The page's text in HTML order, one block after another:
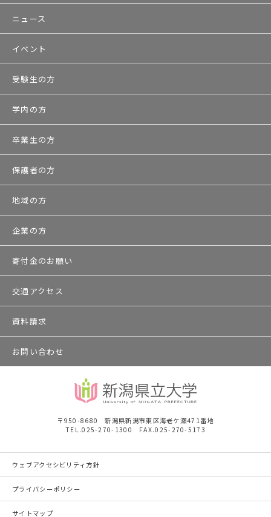
ニュース
イベント
受験生の方
学内の方
卒業生の方
保護者の方
地域の方
企業の方
寄付金のお願い
交通アクセス
資料請求
お問い合わせ
〒950-8680 新潟県新潟市東区海老ケ瀬471番地
TEL.025-270-1300 FAX.025-270-5173
ウェブアクセシビリティ方針
プライバシーポリシー
サイトマップ